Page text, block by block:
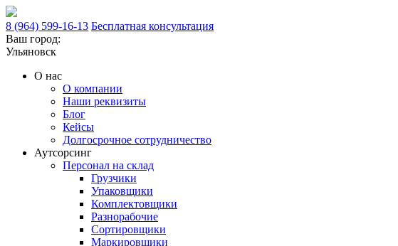
8 (964) 599-16-13 Бесплатная консультация
Ваш город:
Ульяновск
О нас
О компании
Наши реквизиты
Блог
Кейсы
Долгосрочное сотрудничество
Аутсорсинг
Персонал на склад
Грузчики
Упаковщики
Комплектовщики
Разнорабочие
Сортировщики
Маркировщики